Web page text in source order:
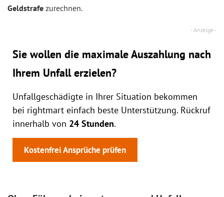
Geldstrafe zurechnen.
Sie wollen die maximale Auszahlung nach
Ihrem Unfall erzielen?
Unfallgeschädigte in Ihrer Situation bekommen
bei rightmart einfach beste Unterstützung. Rückruf
innerhalb von 24 Stunden.
Kostenfrei Ansprüche prüfen